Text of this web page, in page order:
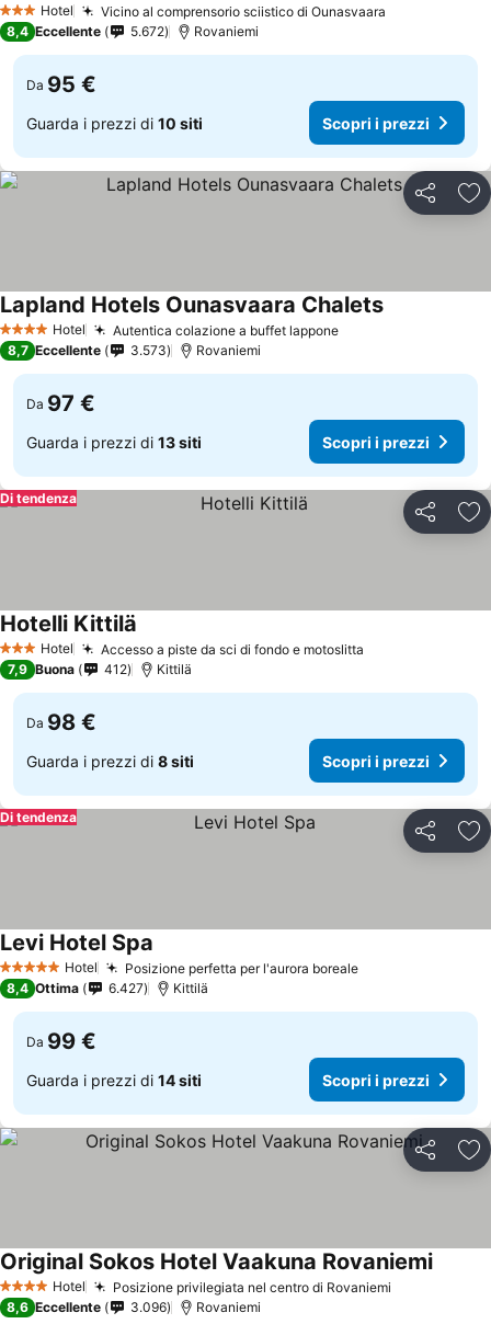
3 StelleHotel Vicino al comprensorio sciistico di Ounasvaara
8,4 Eccellente 5.672 Rovaniemi
Da 95 €
Guarda i prezzi di 10 siti Scopri i prezzi
Condividi
4 Stelle Hotel Autentica colazione a buffet lappone
Lapland Hotels Ounasvaara Chalets
8,7 Eccellente 3.573 Rovaniemi
Da 97 €
Guarda i prezzi di 13 siti Scopri i prezzi
Condividi
Di tendenza
3 StelleHotel Accesso a piste da sci di fondo e motoslitta
Hotelli Kittilä
7,9 Buona 412 Kittilä
Da 98 €
Guarda i prezzi di 8 siti Scopri i prezzi
Condividi
Di tendenza
5 Stelle Hotel Posizione perfetta per l'aurora boreale
Levi Hotel Spa
8,4 Ottima 6.427 Kittilä
Da 99 €
Guarda i prezzi di 14 siti Scopri i prezzi
Condividi
4 Stelle Hotel Posizione privilegiata nel centro di Rovaniemi
Original Sokos Hotel Vaakuna Rovaniemi
8,6 Eccellente 3.096 Rovaniemi